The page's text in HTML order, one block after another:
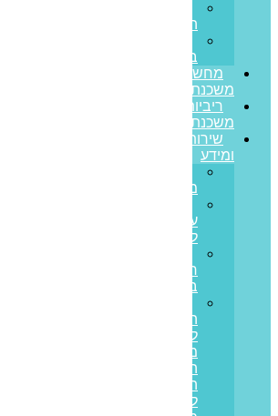
הצלחה
בפריים
מחשבון
משכנתא
ריביות
משכנתא
שירותים
ומידע
משכנתא
עצמי
למשכנתא
חוץ
בנקאית
הלוואות
לבעלי
משכנתאות:
המדריך
המלא
ליציאה